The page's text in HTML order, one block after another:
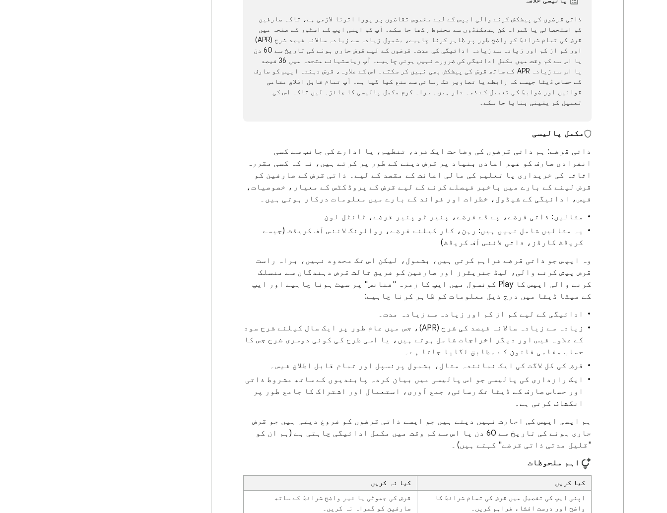
ذاتی قرضوں کی پیشکش کرنے والی ایپس کے لیے مخصوص تقاضوں پر پورا اترنا لازمی ہے، تاکہ صارفین
کو استحصالی یا گمراہ کن ہتھکنڈوں سے محفوظ رکھا جا سکے۔ آپ کو اپنی ایپ کے اسٹور کے صفحہ میں
قرض کی تمام شرائط کو واضح طور پر ظاہر کرنا چاہیے، بشمول زیادہ سے زیادہ سالانہ فیصد شرح (APR)
اور کم از کم اور زیادہ سے زیادہ ادائیگی کی مدت۔ قرضوں کے لیے قرض جاری ہونے کی تاریخ سے 60 دن
یا اس سے کم وقت میں مکمل ادائیگی کی ضرورت نہیں ہونی چاہیے۔ آپ ریاستہائے متحدہ میں 36 فیصد
یا اس سے زیادہ APR کے ساتھ قرض کی پیشکش بھی نہیں کر سکتے۔ اس کے علاوہ، قرض دہندہ ایپس کو صارف
کے حساس ڈیٹا جیسے کہ رابطے یا تصاویر تک رسائی سے منع کیا گیا ہے۔ آپ تمام قابل اطلاق مقامی
قوانین اور ضوابط کی تعمیل کے ذمہ دار ہیں۔ براہ کرم مکمل پالیسی کا جائزہ لیں تاکہ اس کی
تعمیل کو یقینی بنایا جا سکے۔
مکمل پالیسی
ذاتی قرضے: ہم ذاتی قرضوں کی وضاحت ایک فرد، تنظیم، یا ادارے کی جانب سے کسی
انفرادی صارف کو غیر اعادی بنیاد پر قرض دینے کے طور پر کرتے ہیں، نہ کہ کسی مقررہ
اثاثہ کی خریداری یا تعلیم کی مالی اعانت کے مقصد کے لیے۔ ذاتی قرض کے صارفین کو
قرض لینے کے بارے میں باخبر فیصلے کرنے کے لیے قرض کے پروڈکٹس کے معیار، خصوصیات،
فیس، ادائیگی کے شیڈول، خطرات اور فوائد کے بارے میں معلومات درکار ہوتی ہیں۔
مثالیں: ذاتی قرضے، پے ڈے قرضے، پئیر ٹو پئیر قرضے، ٹائٹل لون
یہ مثالیں شامل نہیں ہیں: رہن، کار کیلئے قرضے، روالونگ لائنس آف کریڈٹ (جیسے
کریڈٹ کارڈز، ذاتی لائنس آف کریڈٹ)
وہ ایپس جو ذاتی قرضے فراہم کرتی ہیں، بشمول، لیکن اس تک محدود نہیں، براہ راست
قرض پیش کرنے والی، لیڈ جنریٹرز اور صارفین کو فریق ثالث قرض دہندگان سے منسلک
کرنے والی ایپس کا Play کونسول میں ایپ کا زمرہ "فنانس" پر سیٹ ہونا چاہیے اور ایپ
کے میٹا ڈیٹا میں درج ذیل معلومات کو ظاہر کرنا چاہیے:
ادائیگی کے لیے کم از کم اور زیادہ سے زیادہ مدت۔
زیادہ سے زیادہ سالانہ فیصد کی شرح (APR)، جس میں عام طور پر ایک سال کیلئے شرح سود
کے علاوہ فیس اور دیگر اخراجات شامل ہوتے ہیں، یا اسی طرح کی کوئی دوسری شرح جس کا
حساب مقامی قانون کے مطابق لگایا جاتا ہے۔
قرض کی کل لاگت کی ایک نمائندہ مثال، بشمول پرنسپل اور تمام قابل اطلاق فیس۔
ایک رازداری کی پالیسی جو اس پالیسی میں بیان کردہ پابندیوں کے ساتھ مشروط ذاتی
اور حساس صارف کے ڈیٹا تک رسائی، جمع آوری، استعمال اور اشتراک کا جامع طور پر
انکشاف کرتی ہے۔
ہم ایسی ایپس کی اجازت نہیں دیتے ہیں جو ایسے ذاتی قرضوں کو فروغ دیتی ہیں جو قرض
جاری ہونے کی تاریخ سے 60 دن یا اس سے کم وقت میں مکمل ادائیگی چاہتی ہے (ہم ان کو
"قلیل مدتی ذاتی قرضے" کہتے ہیں)۔
اہم ملحوظات
کیا کریں
کیا نہ کریں
اپنی ایپ کی تفصیل میں قرض کی تمام شرائط کا
واضح اور درست افشاء فراہم کریں۔
قرض کی جھوٹی یا غیر واضح شرائط کے ساتھ
صارفین کو گمراہ نہ کریں۔